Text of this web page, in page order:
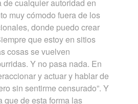
de cualquier autoridad en
muy cómodo fuera de los
donde puedo crear
que estoy en sitios
cosas se vuelven
Y no pasa nada. En
y actuar y hablar de
sin sentirme censurado”. Y
que de esta forma las